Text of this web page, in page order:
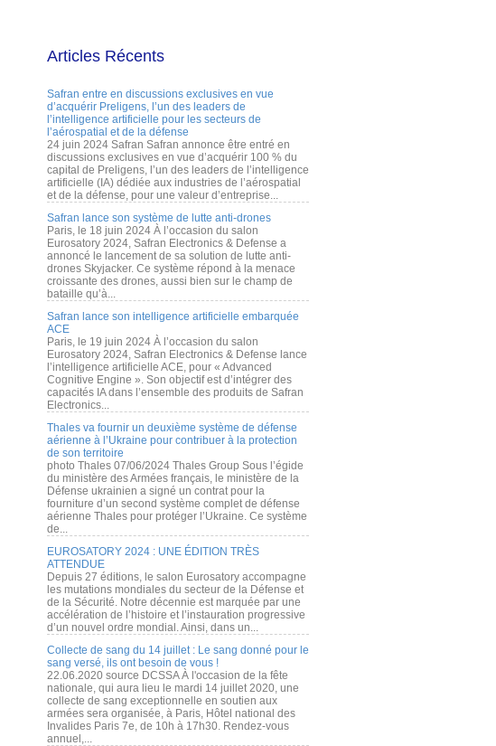
Articles Récents
Safran entre en discussions exclusives en vue
d’acquérir Preligens, l’un des leaders de
l’intelligence artificielle pour les secteurs de
l’aérospatial et de la défense
24 juin 2024 Safran Safran annonce être entré en
discussions exclusives en vue d’acquérir 100 % du
capital de Preligens, l’un des leaders de l’intelligence
artificielle (IA) dédiée aux industries de l’aérospatial
et de la défense, pour une valeur d’entreprise...
Safran lance son système de lutte anti-drones
Paris, le 18 juin 2024 À l’occasion du salon
Eurosatory 2024, Safran Electronics & Defense a
annoncé le lancement de sa solution de lutte anti-
drones Skyjacker. Ce système répond à la menace
croissante des drones, aussi bien sur le champ de
bataille qu’à...
Safran lance son intelligence artificielle embarquée
ACE
Paris, le 19 juin 2024 À l’occasion du salon
Eurosatory 2024, Safran Electronics & Defense lance
l’intelligence artificielle ACE, pour « Advanced
Cognitive Engine ». Son objectif est d’intégrer des
capacités IA dans l’ensemble des produits de Safran
Electronics...
Thales va fournir un deuxième système de défense
aérienne à l’Ukraine pour contribuer à la protection
de son territoire
photo Thales 07/06/2024 Thales Group Sous l’égide
du ministère des Armées français, le ministère de la
Défense ukrainien a signé un contrat pour la
fourniture d’un second système complet de défense
aérienne Thales pour protéger l’Ukraine. Ce système
de...
EUROSATORY 2024 : UNE ÉDITION TRÈS
ATTENDUE
Depuis 27 éditions, le salon Eurosatory accompagne
les mutations mondiales du secteur de la Défense et
de la Sécurité. Notre décennie est marquée par une
accélération de l’histoire et l’instauration progressive
d’un nouvel ordre mondial. Ainsi, dans un...
Collecte de sang du 14 juillet : Le sang donné pour le
sang versé, ils ont besoin de vous !
22.06.2020 source DCSSA À l'occasion de la fête
nationale, qui aura lieu le mardi 14 juillet 2020, une
collecte de sang exceptionnelle en soutien aux
armées sera organisée, à Paris, Hôtel national des
Invalides Paris 7e, de 10h à 17h30. Rendez-vous
annuel,...